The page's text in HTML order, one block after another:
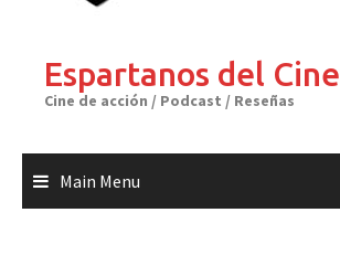
Espartanos del Cine
Cine de acción / Podcast / Reseñas
Main Menu